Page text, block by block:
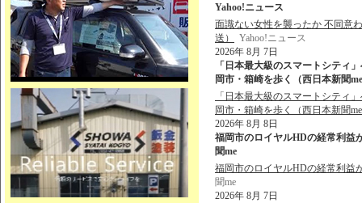
Yahoo!ニュース
面識ない女性を襲ったか 不同意
送）
Yahoo!ニュース
2026年 8月 7日
「日本最大級のスマートシティ
岡市・箱崎を歩く（西日本新聞
「日本最大級のスマートシティ
岡市・箱崎を歩く（西日本新聞
2026年 8月 8日
福岡市のロイヤルHDの経常利益
聞me
福岡市のロイヤルHDの経常利益
聞me
2026年 8月 7日